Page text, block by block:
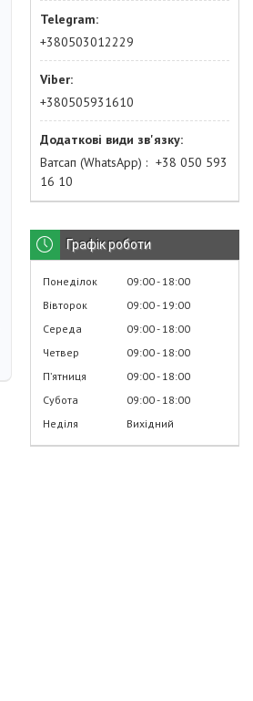
+380503012229
+380505931610
Ватсап (WhatsApp)
+38 050 593
16 10
Графік роботи
Понеділок 09:00 18:00
Вівторок
09:00 19:00
Середа
09:00 18:00
Четвер
09:00 18:00
Пʼятниця
09:00 18:00
Субота
09:00 18:00
Неділя
Вихідний